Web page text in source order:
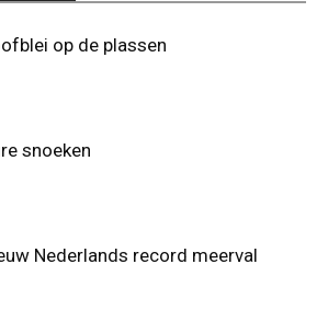
op de plassen
snoeken
Nederlands record meerval